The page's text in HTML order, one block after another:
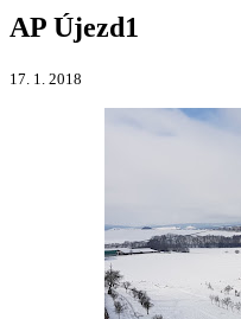
AP Újezd1
17. 1. 2018